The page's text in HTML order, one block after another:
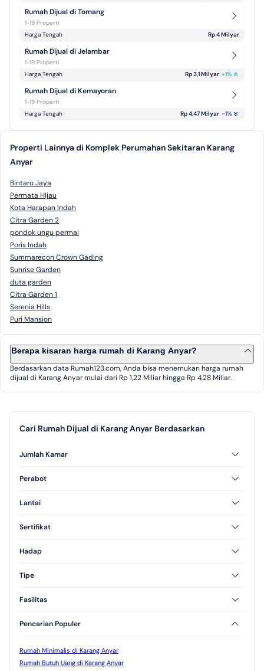
Rumah Dijual di Tomang
1-19 Properti
Harga Tengah
Rp 4 Milyar
Rumah Dijual di Jelambar
1-19 Properti
Harga Tengah
Rp 3,1 Milyar +1%
Rumah Dijual di Kemayoran
1-19 Properti
Harga Tengah
Rp 4,47 Milyar -1%
Properti Lainnya di Komplek Perumahan Sekitaran Karang
Anyar
Bintaro Jaya
Permata HIjau
Kota Harapan Indah
Citra Garden 2
pondok ungu permai
Poris Indah
Summarecon Crown Gading
Sunrise Garden
duta garden
Citra Garden 1
Serenia Hills
Puri Mansion
Berapa kisaran harga rumah di Karang Anyar?
Berdasarkan data Rumah123.com, Anda bisa menemukan harga rumah
dijual di Karang Anyar mulai dari Rp 1,22 Miliar hingga Rp 4,28 Miliar.
Cari Rumah Dijual di Karang Anyar Berdasarkan
Jumlah Kamar
2 Kamar Tidur
Perabot
Furnished
Lantai
1 Lantai
Sertifikat
SHM
Hadap
Utara
Tipe
Tipe 60
Fasilitas
AC
Pencarian Populer
Rumah Minimalis di Karang Anyar
Rumah Butuh Uang di Karang Anyar